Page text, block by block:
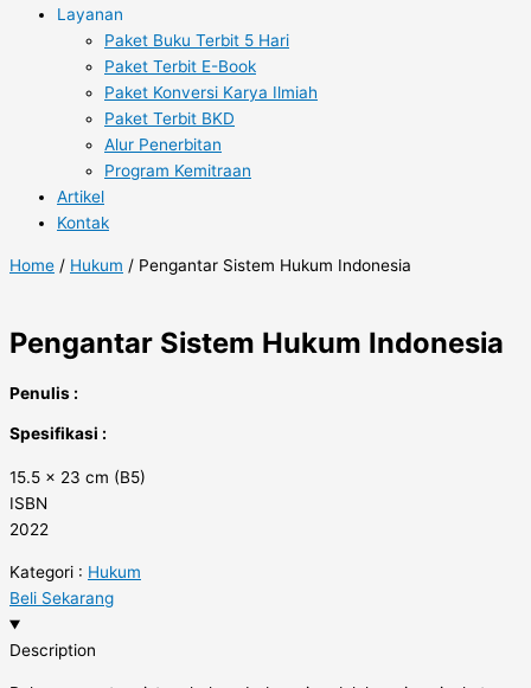
Layanan
Paket Buku Terbit 5 Hari
Paket Terbit E-Book
Paket Konversi Karya Ilmiah
Paket Terbit BKD
Alur Penerbitan
Program Kemitraan
Artikel
Kontak
Home / Hukum / Pengantar Sistem Hukum Indonesia
Pengantar Sistem Hukum Indonesia
Penulis :
Spesifikasi :
15.5 x 23 cm (B5)
ISBN
2022
Kategori : Hukum
Beli Sekarang
Description